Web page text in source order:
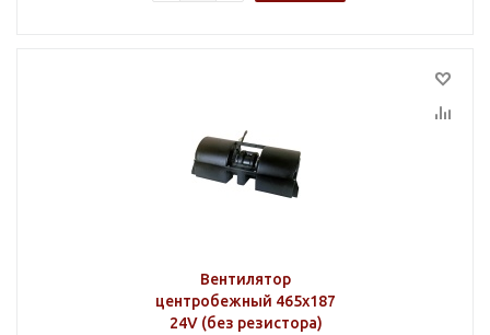
Вентилятор
центробежный 465х187
24V (без резистора)